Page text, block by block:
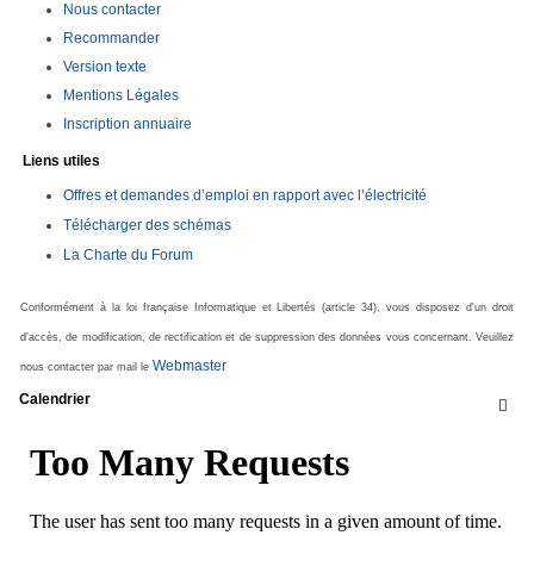
Nous contacter
Recommander
Version texte
Mentions Légales
Inscription annuaire
Liens utiles
Offres et demandes d’emploi en rapport avec l’électricité
Télécharger des schémas
La Charte du Forum
Conformément à la loi française Informatique et Libertés (article 34), vous disposez d'un droit
d'accès, de modification, de rectification et de suppression des données vous concernant. Veuillez
nous contacter par mail le Webmaster

Calendrier